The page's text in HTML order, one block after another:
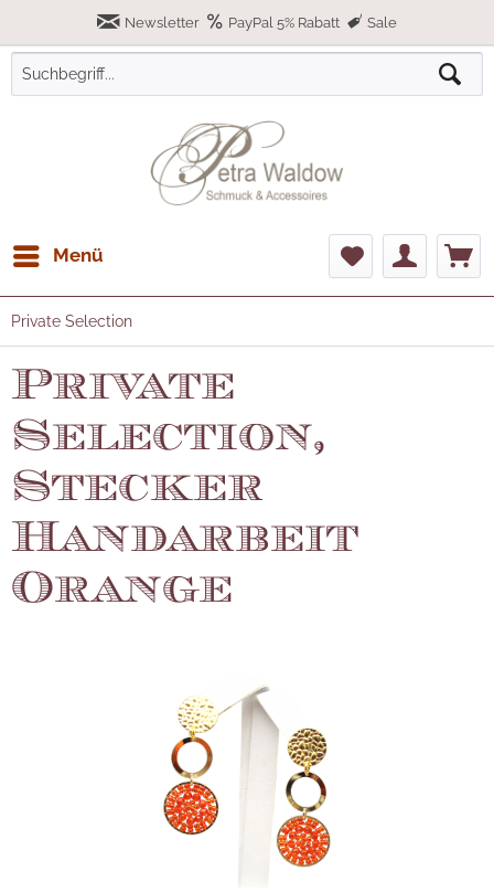
Newsletter PayPal 5% Rabatt Sale
Menü
Private Selection
Private
Selection,
Stecker
Handarbeit
Orange